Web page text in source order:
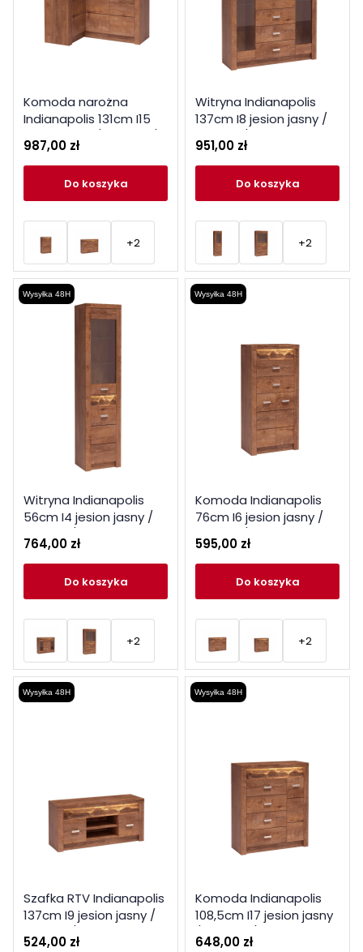
Komoda narożna
Indianapolis 131cm I15
jesion jasny / ciemny /
kraft biały
987,00 zł
do koszyka
+2
Witryna Indianapolis
137cm I8 jesion jasny /
ciemny / kraft biały
951,00 zł
do koszyka
+2
Wysyłka 48H
Witryna Indianapolis
56cm I4 jesion jasny /
ciemny / kraft biały
764,00 zł
do koszyka
+2
Wysyłka 48H
Komoda Indianapolis
76cm I6 jesion jasny /
ciemny / kraft biały
595,00 zł
do koszyka
+2
Wysyłka 48H
Szafka RTV Indianapolis
137cm I9 jesion jasny /
ciemny / kraft biały
524,00 zł
Wysyłka 48H
Komoda Indianapolis
108,5cm I17 jesion jasny
/ ciemny / kraft biały
648,00 zł